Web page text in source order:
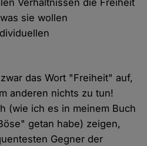
Verhältnissen die Freiheit
sie wollen
das Wort "Freiheit" auf,
anderen nichts zu tun!
(wie ich es in meinem Buch
getan habe) zeigen,
Gegner der